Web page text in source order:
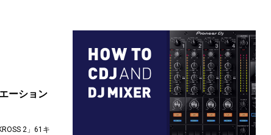
ーション
2」61キ